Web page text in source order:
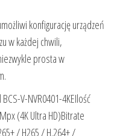
konfigurację urządzeń
w każdej chwili,
prosta w
V-NVR0401-4KEIlość
(4K Ultra HD)Bitrate
/ H265 / H.264+ /